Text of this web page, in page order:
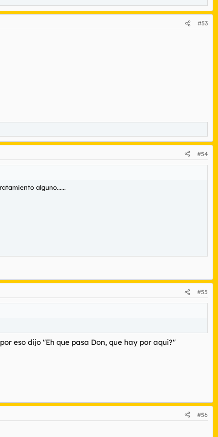
#53
#54
alguno......
#55
eso dijo "Eh que pasa Don, que hay por aqui?"
#56